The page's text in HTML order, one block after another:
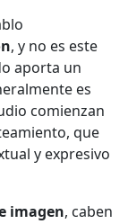
, y no es este
aporta un
es
comienzan
que
y expresivo
imagen, caben